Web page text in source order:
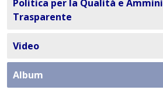
Politica per la Qualità e
Trasparente
Video
Album